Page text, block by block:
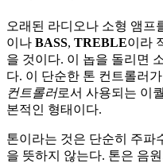
오래된 라디오나 소형 앰프
이나 BASS, TREBLE이라
을 것이다. 이 놉을 돌리면
다. 이 단순한 톤 컨트롤러
컨트롤러로서 사용되는 이
본적인 형태이다.
톤이라는 것은 단순히 주파
을 뜻하지 않는다. 톤은 음